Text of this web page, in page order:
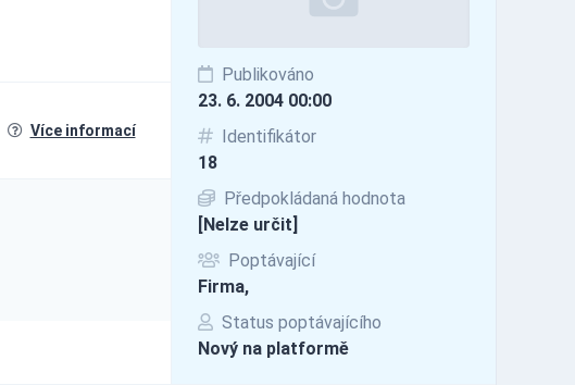
Publikováno
23. 6. 2004 00:00
Identifikátor
18
Předpokládaná hodnota
[Nelze určit]
Poptávající
Firma,
Status poptávajícího
Nový na platformě
Více informací